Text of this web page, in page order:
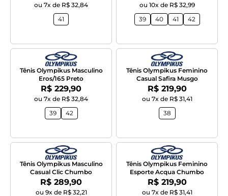
ou 7x de R$ 32,84
41
ou 10x de R$ 32,99
39
40 41 42
Tênis Olympikus Masculino
Eros/165 Preto
Por:
R$ 229,90
ou 7x de R$ 32,84
39
42
Tênis Olympikus Feminino
Casual Safira Musgo
Por:
R$ 219,90
ou 7x de R$ 31,41
38
Tênis Olympikus Masculino
Casual Clic Chumbo
Por:
R$ 289,90
ou 9x de R$ 32,21
Tênis Olympikus Feminino
Esporte Acqua Chumbo
Por:
R$ 219,90
ou 7x de R$ 31,41